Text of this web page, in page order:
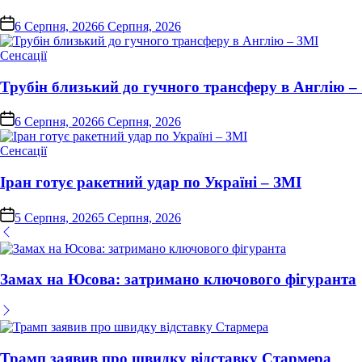
on6 Серпня, 20266 Серпня, 2026
Опублікувати
Сенсації
Трубін близький до гучного трансферу в Англію
on6 Серпня, 20266 Серпня, 2026
Опублікувати
Сенсації
Іран готує ракетний удар по Україні – ЗМІ
on 5 Серпня, 20265 Серпня, 2026
Замах на Юсова: затримано ключового фігуранта
Трамп заявив про швидку відставку Стармера